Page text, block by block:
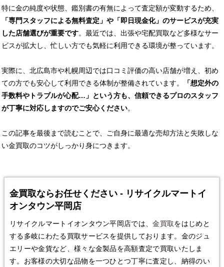
特に金の純度や状態、鑑別書の有無によって査定額が変動するため、
「専門スタッフによる無料査定」や「即日現金化」のサービスが充実
した店舗選びが重要です。最近では、出張や宅配買取など多様なサー
ビスが拡大し、忙しい方でも気軽に利用できる環境が整っています。
実際に、北広島市や札幌周辺では口コミ評価の高い店舗が増え、初め
ての方でも安心して利用できる体制が整備されています。
「想定外の
手数料やトラブルが心配…」という方も、信頼できるプロのスタッフ
が丁寧に対応しますのでご安心ください。
この記事を最後まで読むことで、ご自身に最適な売却方法と失敗しな
い金買取のコツがしっかり身につきます。
金買取ならお任せください - リサイクルマートイ
オンタウン平岡店
リサイクルマートイオンタウン平岡店では、金買取をはじめと
する多岐にわたる買取サービスを提供しております。金のジュ
エリーや金貨など、様々な金製品を高額査定で買取いたしま
す。お客様の大切な品物を一つひとつ丁寧に査定し、納得のい